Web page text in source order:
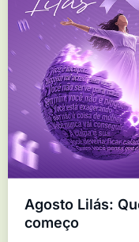
Agosto Lilás:
começo